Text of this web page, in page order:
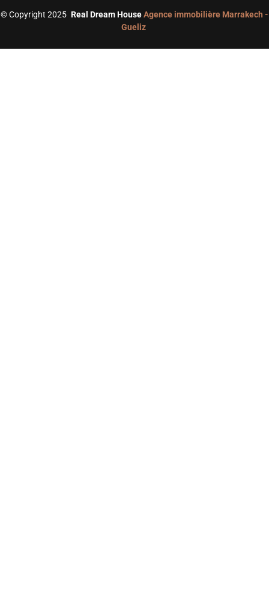
©Copyright 2025 Real Dream HouseAgence immobilière Marrakech -
Gueliz